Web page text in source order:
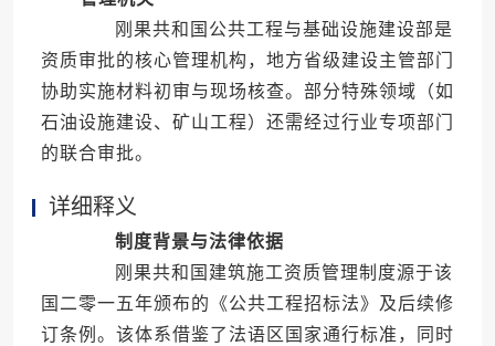
刚果共和国公共工程与基础设施建设部是
资质审批的核心管理机构，地方省级建设主管部门
协助实施材料初审与现场核查。部分特殊领域（如
石油设施建设、矿山工程）还需经过行业专项部门
的联合审批。
详细释义
制度背景与法律依据
刚果共和国建筑施工资质管理制度源于该
国二零一五年颁布的《公共工程招标法》及后续修
订条例。该体系借鉴了法语区国家通行标准，同时